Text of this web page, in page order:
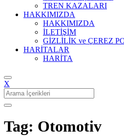
TREN KAZALARI
HAKKIMIZDA
HAKKIMIZDA
İLETİŞİM
GİZLİLİK ve ÇEREZ
HARİTALAR
HARİTA
X
Search
for:
Tag: Otomotiv